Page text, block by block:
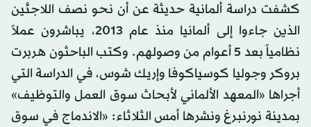
كشفت دراسة ألمانية حديثة عن أن نحو نصف اللاجئين
الذين جاءوا إلى ألمانيا منذ عام 2013، يباشرون عملاً
نظامياً بعد 5 أعوام من وصولهم. وكتب الباحثون هربرت
بروكر وجوليا كوسياكوفا وإريك شوس، في الدراسة التي
أجراها «المعهد الألماني لأبحاث سوق العمل والتوظيف»
بمدينة نورنبرغ ونشرها أمس الثلاثاء: «الاندماج في سوق